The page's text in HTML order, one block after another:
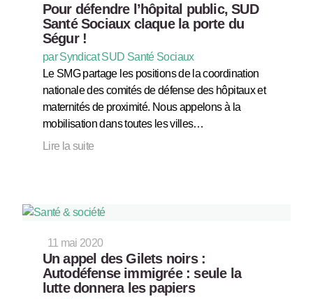
Pour défendre l’hôpital public, SUD
Santé Sociaux claque la porte du
Ségur !
par Syndicat SUD Santé Sociaux
Le SMG partage les positions de la coordination
nationale des comités de défense des hôpitaux et
maternités de proximité. Nous appelons à la
mobilisation dans toutes les villes…
Lire la suite
11 mai 2020
Un appel des Gilets noirs :
Autodéfense immigrée : seule la
lutte donnera les papiers